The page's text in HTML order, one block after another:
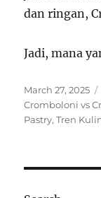
dan ringan,
Jadi, mana
Posted
on
March 27, 2025
Cromboloni vs
Pastry,Tren